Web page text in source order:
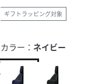
ギフトラッピング対象
カラー： ネイビー